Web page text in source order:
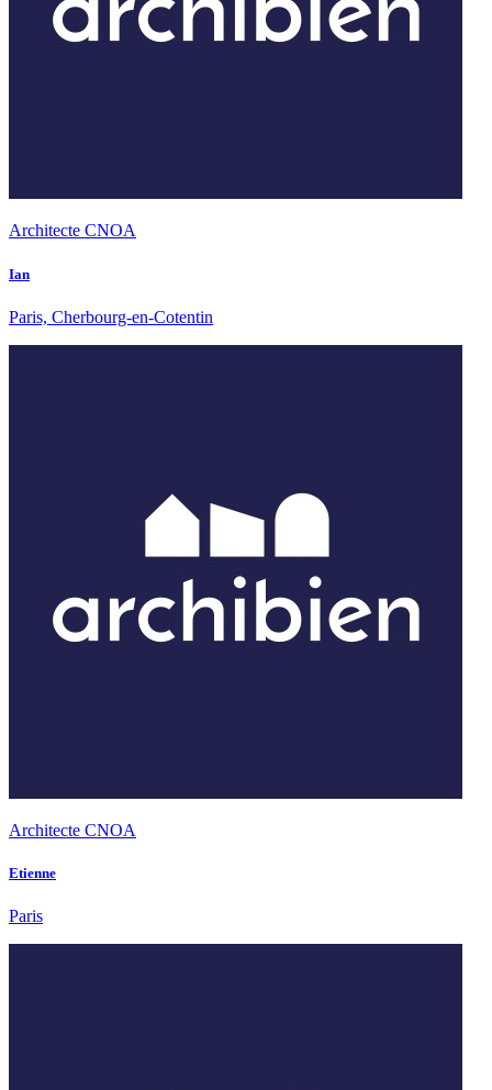
Architecte CNOA
Ian
Paris, Cherbourg-en-Cotentin
Architecte CNOA
Etienne
Paris